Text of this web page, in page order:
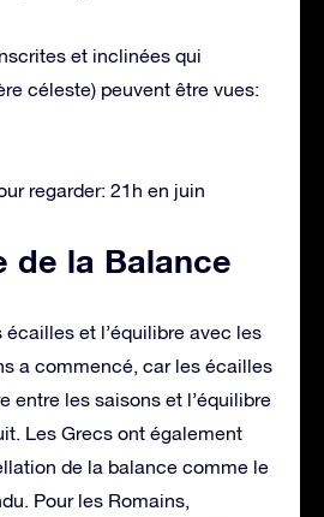
et inclinées qui
céleste) peuvent être vues:
regarder: 21h en juin
de la Balance
écailles et l’équilibre avec les
a commencé, car les écailles
entre les saisons et l’équilibre
Les Grecs ont également
de la balance comme le
Pour les Romains,